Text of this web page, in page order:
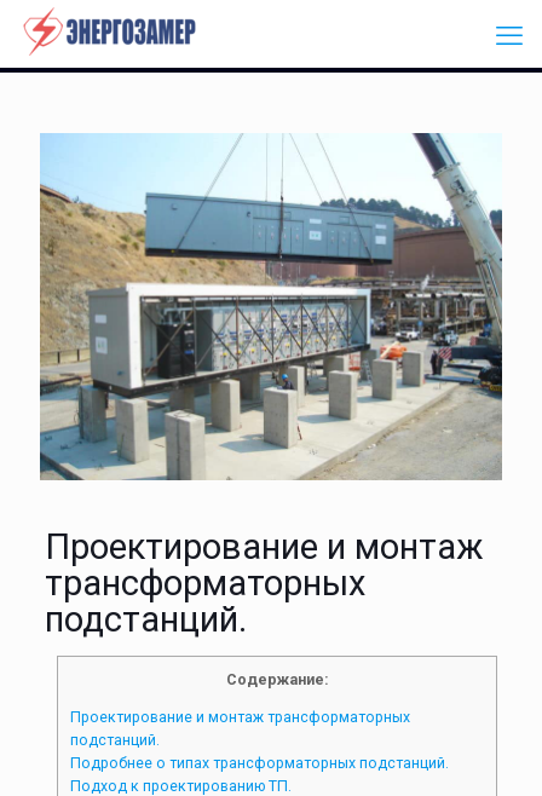
Проектирование и монтаж
трансформаторных
подстанций.
Содержание:
Проектирование и монтаж трансформаторных
подстанций.
Подробнее о типах трансформаторных подстанций.
Подход к проектированию ТП.